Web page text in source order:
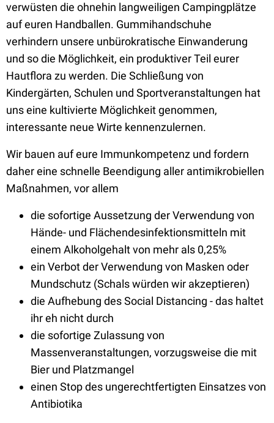
verwüsten die ohnehin langweiligen Campingplätze
auf euren Handballen. Gummihandschuhe
verhindern unsere unbürokratische Einwanderung
und so die Möglichkeit, ein produktiver Teil eurer
Hautflora zu werden. Die Schließung von
Kindergärten, Schulen und Sportveranstaltungen hat
uns eine kultivierte Möglichkeit genommen,
interessante neue Wirte kennenzulernen.
Wir bauen auf eure Immunkompetenz und fordern
daher eine schnelle Beendigung aller antimikrobiellen
Maßnahmen, vor allem
die sofortige Aussetzung der Verwendung von
Hände- und Flächendesinfektionsmitteln mit
einem Alkoholgehalt von mehr als 0,25%
ein Verbot der Verwendung von Masken oder
Mundschutz (Schals würden wir akzeptieren)
die Aufhebung des Social Distancing - das haltet
ihr eh nicht durch
die sofortige Zulassung von
Massenveranstaltungen, vorzugsweise die mit
Bier und Platzmangel
einen Stop des ungerechtfertigten Einsatzes von
Antibiotika